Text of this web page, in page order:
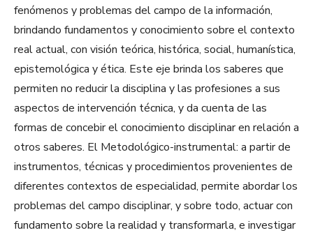
fenómenos y problemas del campo de la información,
brindando fundamentos y conocimiento sobre el contexto
real actual, con visión teórica, histórica, social, humanística,
epistemológica y ética. Este eje brinda los saberes que
permiten no reducir la disciplina y las profesiones a sus
aspectos de intervención técnica, y da cuenta de las
formas de concebir el conocimiento disciplinar en relación a
otros saberes. El Metodológico-instrumental: a partir de
instrumentos, técnicas y procedimientos provenientes de
diferentes contextos de especialidad, permite abordar los
problemas del campo disciplinar, y sobre todo, actuar con
fundamento sobre la realidad y transformarla, e investigar